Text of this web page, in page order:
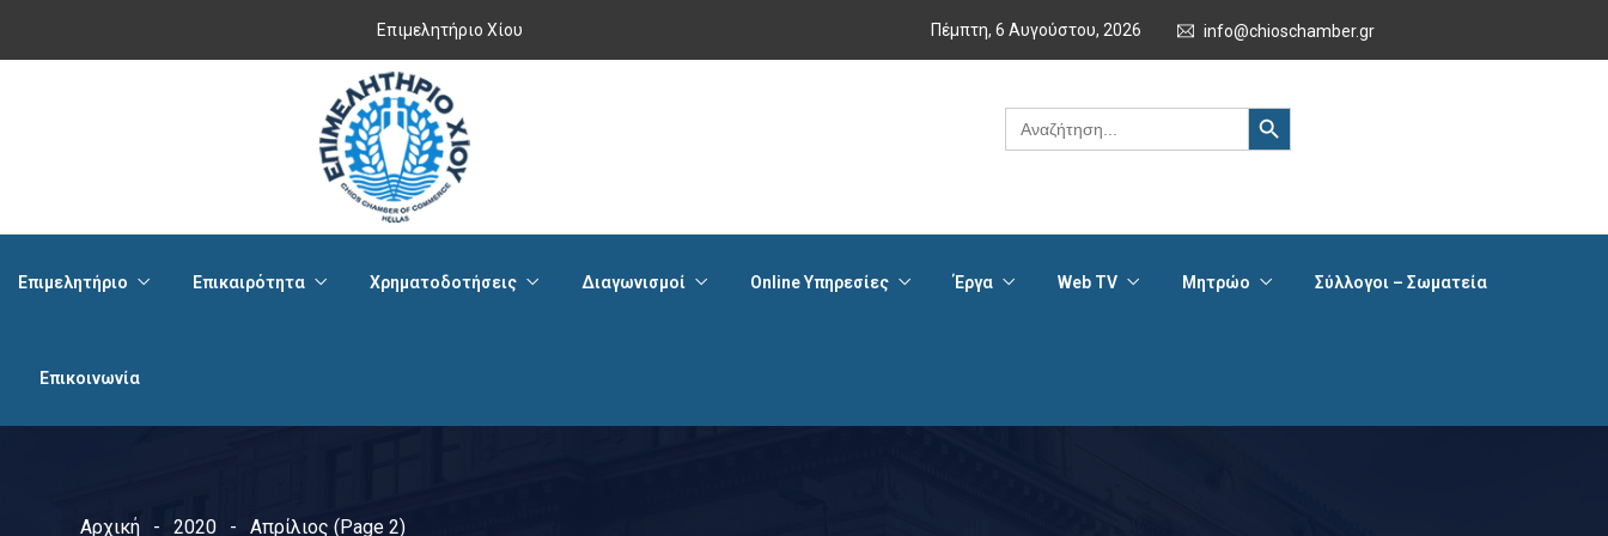
Επιμελητήριο Χίου Πέμπτη, 6 Αυγούστου, 2026 info@chioschamber.gr
Search
for:
Search Button
Επιμελητήριο Επικαιρότητα Χρηματοδοτήσεις Διαγωνισμοί Online Υπηρεσίες Έργα Web TV Μητρώο Σύλλογοι – Σωματεία
Επικοινωνία
Αρχική 2020 Απρίλιος (Page 2)